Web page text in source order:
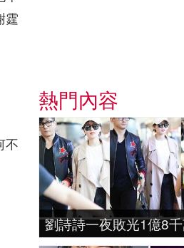
霆
不
熱門內容
劉詩詩一夜敗光1億8